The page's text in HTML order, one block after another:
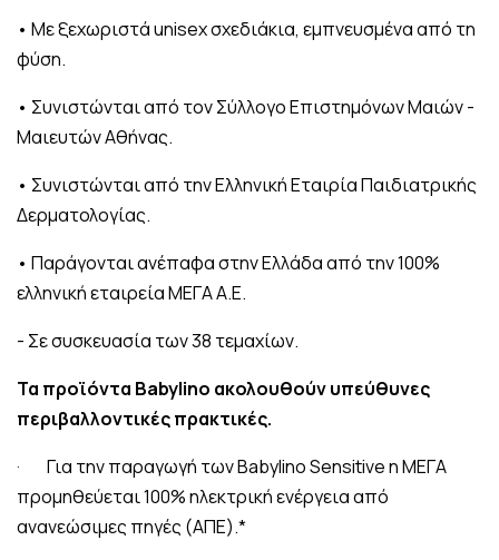
• Με ξεχωριστά unisex σχεδιάκια, εμπνευσμένα από τη
φύση.
• Συνιστώνται από τον Σύλλογο Επιστημόνων Μαιών -
Μαιευτών Αθήνας.
• Συνιστώνται από την Ελληνική Εταιρία Παιδιατρικής
Δερματολογίας.
• Παράγονται ανέπαφα στην Ελλάδα από την 100%
ελληνική εταιρεία ΜΕΓΑ Α.Ε.
- Σε συσκευασία των 38 τεμαχίων.
Τα προϊόντα Babylino ακολουθούν υπεύθυνες
περιβαλλοντικές πρακτικές.
· Για την παραγωγή των Babylino Sensitive η ΜΕΓΑ
προμηθεύεται 100% ηλεκτρική ενέργεια από
ανανεώσιμες πηγές (ΑΠΕ).*